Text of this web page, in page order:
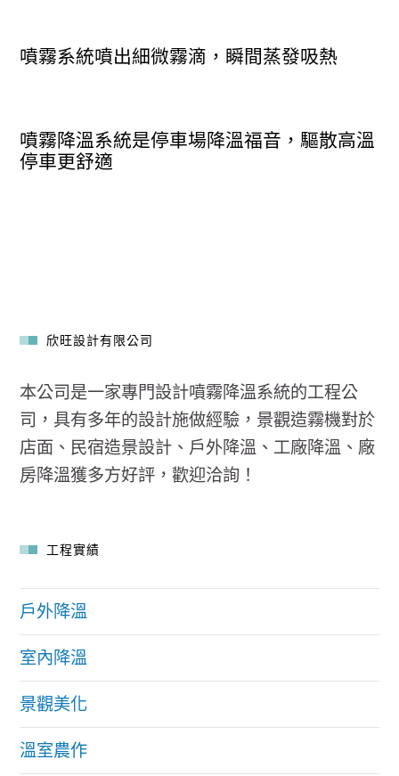
噴霧系統噴出細微霧滴，瞬間蒸發吸熱
噴霧降溫系統是停車場降溫福音，驅散高溫
停車更舒適
欣旺設計有限公司
本公司是一家專門設計噴霧降溫系統的工程公
司，具有多年的設計施做經驗，景觀造霧機對於
店面、民宿造景設計、戶外降溫、工廠降溫、廠
房降溫獲多方好評，歡迎洽詢！
工程實績
戶外降溫
室內降溫
景觀美化
溫室農作